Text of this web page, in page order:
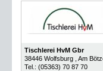
Tischlerei HvM Gbr
38446 Wolfsburg
, Am
Tel.: (05363) 70 87 70